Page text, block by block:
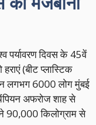
पर्यावरण दिवस के 45वें
(बीट प्लास्टिक
लगभग 6000 लोग मुंबई
चैंपियन अफरोज शाह से
90,000 किलोग्राम से